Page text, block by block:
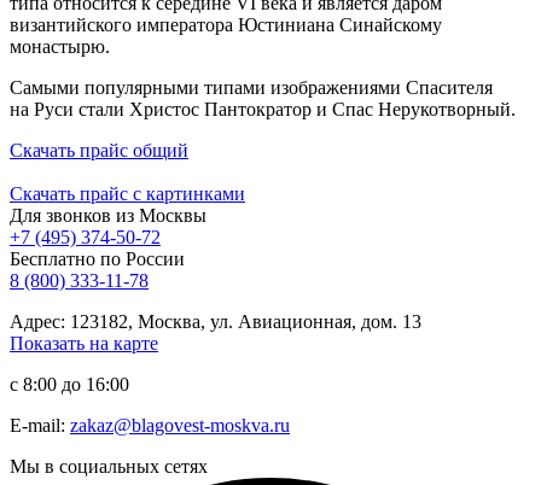
византийского императора Юстиниана Синайскому
монастырю.
Самыми популярными типами изображениями Спасителя
на Руси стали Христос Пантократор и Спас Нерукотворный.
Скачать прайс общий
Скачать прайс с картинками
Для звонков из Москвы
+7 (495) 374-50-72
Бесплатно по России
8 (800) 333-11-78
Адрес: 123182, Москва, ул. Авиационная, дом. 13
Показать на карте
с 8:00 до 16:00
E-mail: zakaz@blagovest-moskva.ru
Мы в социальных сетях